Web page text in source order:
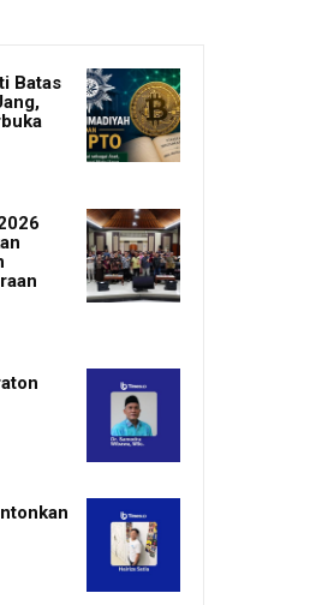
Batas